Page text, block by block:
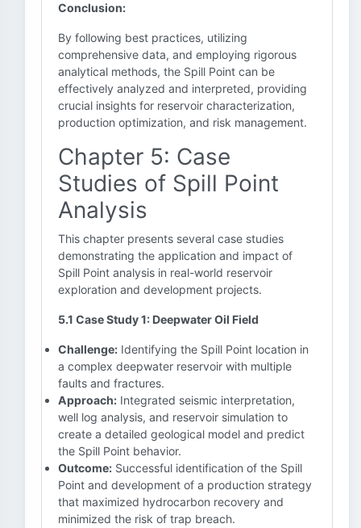
Conclusion:
By following best practices, utilizing
comprehensive data, and employing rigorous
analytical methods, the Spill Point can be
effectively analyzed and interpreted, providing
crucial insights for reservoir characterization,
production optimization, and risk management.
Chapter 5: Case
Studies of Spill Point
Analysis
This chapter presents several case studies
demonstrating the application and impact of
Spill Point analysis in real-world reservoir
exploration and development projects.
5.1 Case Study 1: Deepwater Oil Field
Challenge: Identifying the Spill Point location in
a complex deepwater reservoir with multiple
faults and fractures.
Approach: Integrated seismic interpretation,
well log analysis, and reservoir simulation to
create a detailed geological model and predict
the Spill Point behavior.
Outcome: Successful identification of the Spill
Point and development of a production strategy
that maximized hydrocarbon recovery and
minimized the risk of trap breach.